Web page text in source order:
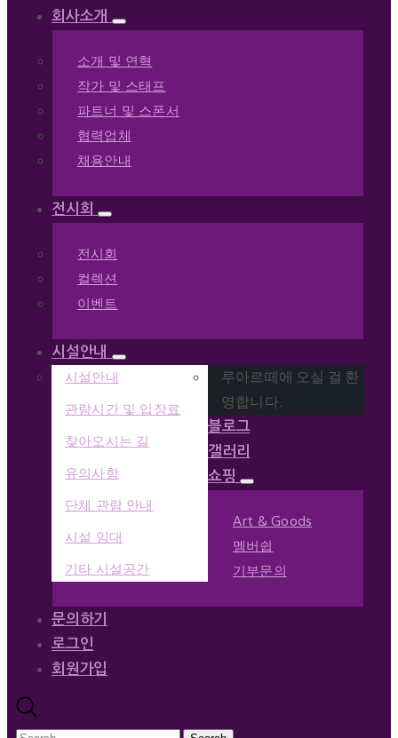
회사소개
소개 및 연혁
작가 및 스태프
파트너 및 스폰서
협력업체
채용안내
전시회
전시회
컬렉션
이벤트
시설안내
시설안내
관람시간 및 입장료
찾아오시는 길
유의사항
단체 관람 안내
시설 임대
기타 시설공간
루아르떼에 오실 걸 환
영합니다.
블로그
갤러리
쇼핑
Art & Goods
멤버쉽
기부문의
문의하기
로그인
회원가입